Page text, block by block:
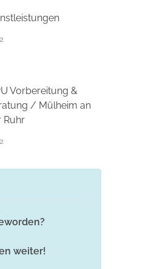
Vorbereitung &
/ Mülheim an
Ruhr
weiter!